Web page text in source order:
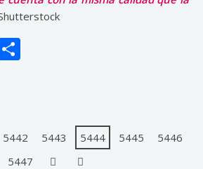
5442 5443 5444 5445
5446
5447